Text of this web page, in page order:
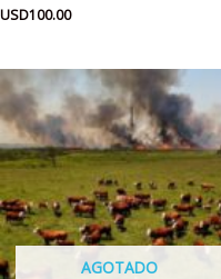
USD100.00
AGOTADO